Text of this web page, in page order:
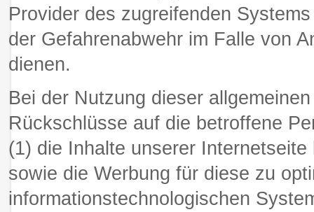
Provider des zugreifenden
der Gefahrenabwehr im Falle von
dienen.
Bei der Nutzung dieser
Rückschlüsse auf die betroffene
(1) die Inhalte unserer
sowie die Werbung für diese zu
informationstechnologischen